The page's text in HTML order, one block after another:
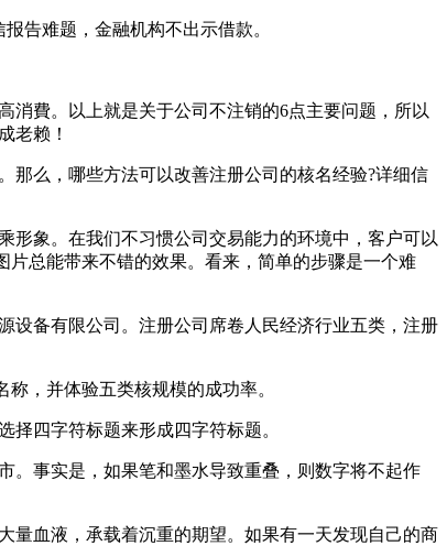
告难题，金融机构不出示借款。
消費。以上就是关于公司不注销的6点主要问题，所以
老赖！
那么，哪些方法可以改善注册公司的核名经验?详细信
形象。在我们不习惯公司交易能力的环境中，客户可以
片总能带来不错的效果。看来，简单的步骤是一个难
设备有限公司。注册公司席卷人民经济行业五类，注册
，并体验五类核规模的成功率。
四字符标题来形成四字符标题。
。事实是，如果笔和墨水导致重叠，则数字将不起作
量血液，承载着沉重的期望。如果有一天发现自己的商